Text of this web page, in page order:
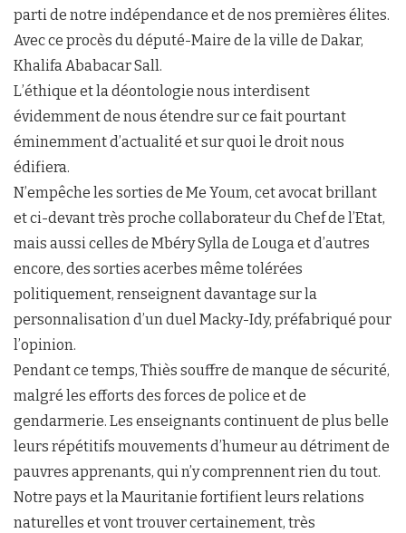
parti de notre indépendance et de nos premières élites.
Avec ce procès du député-Maire de la ville de Dakar,
Khalifa Ababacar Sall.
L’éthique et la déontologie nous interdisent
évidemment de nous étendre sur ce fait pourtant
éminemment d’actualité et sur quoi le droit nous
édifiera.
N’empêche les sorties de Me Youm, cet avocat brillant
et ci-devant très proche collaborateur du Chef de l’Etat,
mais aussi celles de Mbéry Sylla de Louga et d’autres
encore, des sorties acerbes même tolérées
politiquement, renseignent davantage sur la
personnalisation d’un duel Macky-Idy, préfabriqué pour
l’opinion.
Pendant ce temps, Thiès souffre de manque de sécurité,
malgré les efforts des forces de police et de
gendarmerie. Les enseignants continuent de plus belle
leurs répétitifs mouvements d’humeur au détriment de
pauvres apprenants, qui n’y comprennent rien du tout.
Notre pays et la Mauritanie fortifient leurs relations
naturelles et vont trouver certainement, très